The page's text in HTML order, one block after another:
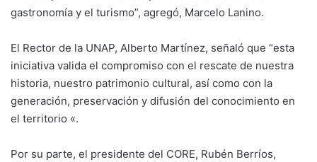
gastronomía y el turismo”, agregó, Marcelo Lanino.
El Rector de la UNAP, Alberto Martínez, señaló que “esta
iniciativa valida el compromiso con el rescate de nuestra
historia, nuestro patrimonio cultural, así como con la
generación, preservación y difusión del conocimiento en
el territorio «.
Por su parte, el presidente del CORE, Rubén Berríos,